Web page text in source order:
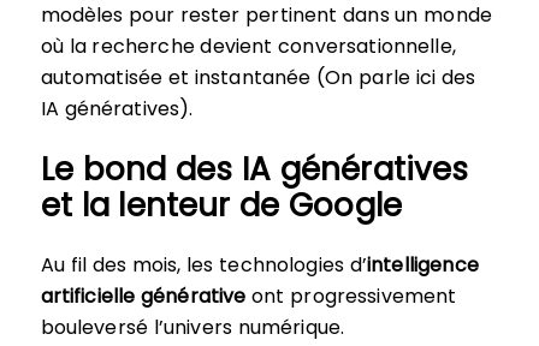
modèles pour rester pertinent dans un monde
où la recherche devient conversationnelle,
automatisée et instantanée (On parle ici des
IA génératives).
Le bond des IA génératives
et la lenteur de Google
Au fil des mois, les technologies d’intelligence
artificielle générative ont progressivement
bouleversé l’univers numérique.